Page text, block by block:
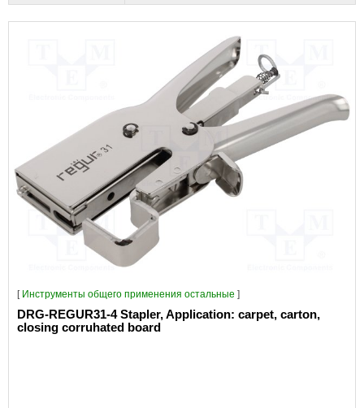
[ Инструменты общего применения остальные ]
DRG-REGUR31-4 Stapler, Application: carpet, carton,
closing corruhated board